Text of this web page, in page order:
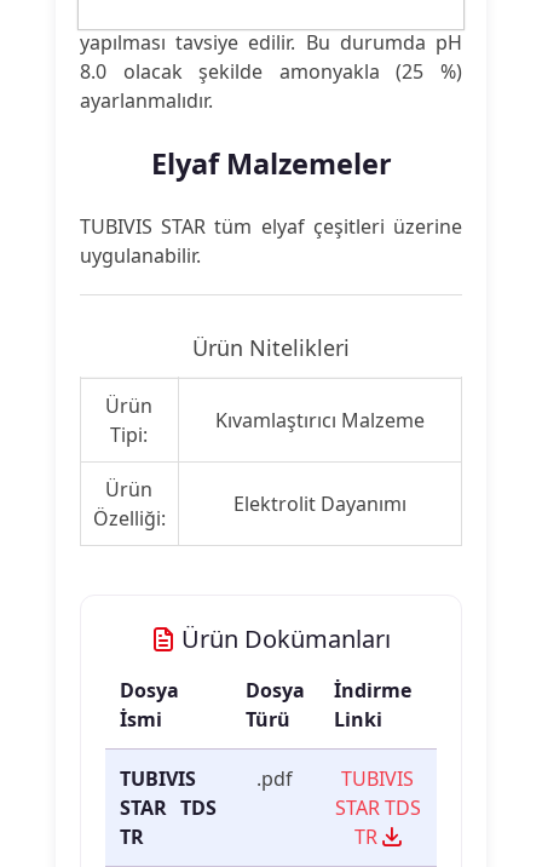
yapılması tavsiye edilir. Bu durumda pH
8.0 olacak şekilde amonyakla (25 %)
ayarlanmalıdır.
Elyaf Malzemeler
TUBIVIS STAR tüm elyaf çeşitleri üzerine
uygulanabilir.
Ürün Nitelikleri
Ürün
Tipi:
Kıvamlaştırıcı Malzeme
Ürün
Özelliği:
Elektrolit Dayanımı
Ürün Dokümanları
Dosya
İsmi
Dosya
Türü
İndirme
Linki
TUBIVIS
STAR TDS
TR
.pdf
TUBIVIS
STAR TDS
TR